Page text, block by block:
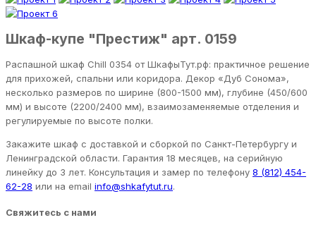
Шкаф-купе "Престиж" арт. 0159
Распашной шкаф Chill 0354 от ШкафыТут.рф: практичное решение
для прихожей, спальни или коридора. Декор «Дуб Сонома»,
несколько размеров по ширине (800-1500 мм), глубине (450/600
мм) и высоте (2200/2400 мм), взаимозаменяемые отделения и
регулируемые по высоте полки.
Закажите шкаф с доставкой и сборкой по Санкт-Петербургу и
Ленинградской области. Гарантия 18 месяцев, на серийную
линейку до 3 лет. Консультация и замер по телефону 8 (812) 454-
62-28 или на email info@shkafytut.ru.
Свяжитесь с нами